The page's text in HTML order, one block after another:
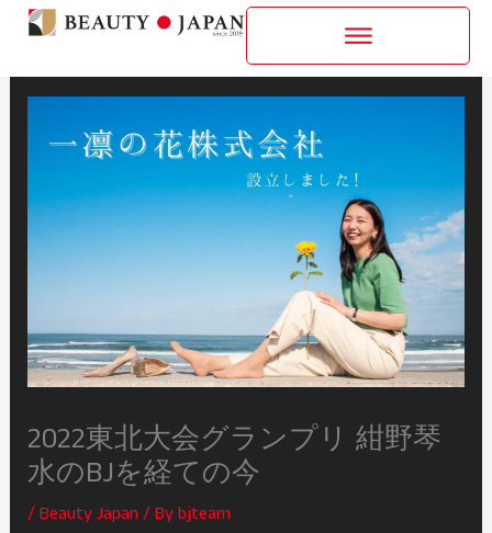
を
2022東北大会グランプリ 紺野琴
水のBJを経ての今
/Beauty Japan / Bybjteam